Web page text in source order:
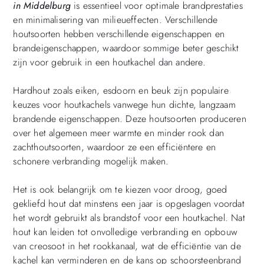
in Middelburg is essentieel voor optimale brandprestaties
en minimalisering van milieueffecten. Verschillende
houtsoorten hebben verschillende eigenschappen en
brandeigenschappen, waardoor sommige beter geschikt
zijn voor gebruik in een houtkachel dan andere.
Hardhout zoals eiken, esdoorn en beuk zijn populaire
keuzes voor houtkachels vanwege hun dichte, langzaam
brandende eigenschappen. Deze houtsoorten produceren
over het algemeen meer warmte en minder rook dan
zachthoutsoorten, waardoor ze een efficiëntere en
schonere verbranding mogelijk maken.
Het is ook belangrijk om te kiezen voor droog, goed
gekliefd hout dat minstens een jaar is opgeslagen voordat
het wordt gebruikt als brandstof voor een houtkachel. Nat
hout kan leiden tot onvolledige verbranding en opbouw
van creosoot in het rookkanaal, wat de efficiëntie van de
kachel kan verminderen en de kans op schoorsteenbrand